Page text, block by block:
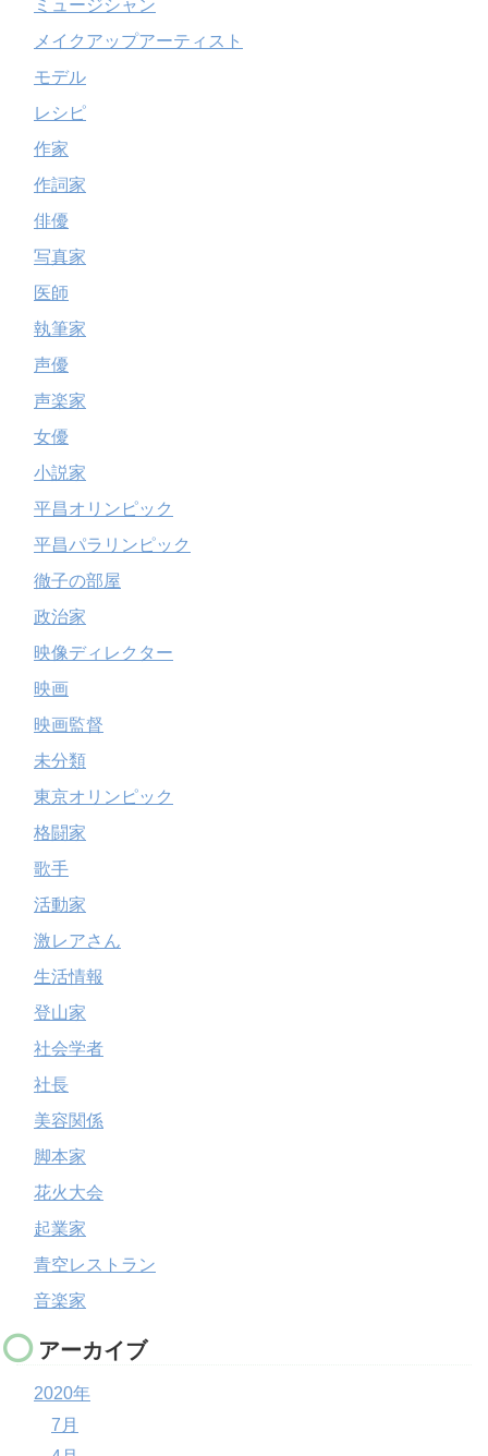
ミュージシャン
メイクアップアーティスト
モデル
レシピ
作家
作詞家
俳優
写真家
医師
執筆家
声優
声楽家
女優
小説家
平昌オリンピック
平昌パラリンピック
徹子の部屋
政治家
映像ディレクター
映画
映画監督
未分類
東京オリンピック
格闘家
歌手
活動家
激レアさん
生活情報
登山家
社会学者
社長
美容関係
脚本家
花火大会
起業家
青空レストラン
音楽家
アーカイブ
2020年
7月